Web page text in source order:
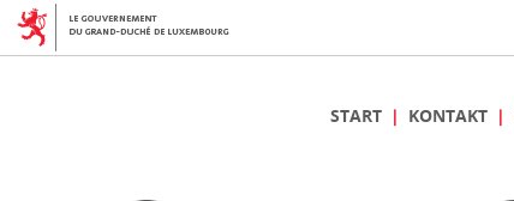
START KONTAKT